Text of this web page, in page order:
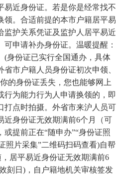
易近身份证。若是你是经常找不
领。合适前提的本市户籍居平易
监护关系凭证及监护人居平易近
申请补办身份证。温暖提醒：
(身份证已实行全国通办，具体
市户籍人员身份证初次申领、
的身份证丢失，您也能够网上
行为能力行为人申请换领的，即
打点时拍摄。外省市来沪人员可
近身份证无效期满前6个月（可
提前正在“随申办”“身份证照
照片采集”二维码扫码查看)自帮
居平易近身份证无效期满前6
刻日)，自户籍地机关审核签发